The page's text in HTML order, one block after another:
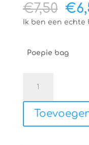
€7,50 €
Ik ben een echte
Poepie bag
poepie
bag
aantal